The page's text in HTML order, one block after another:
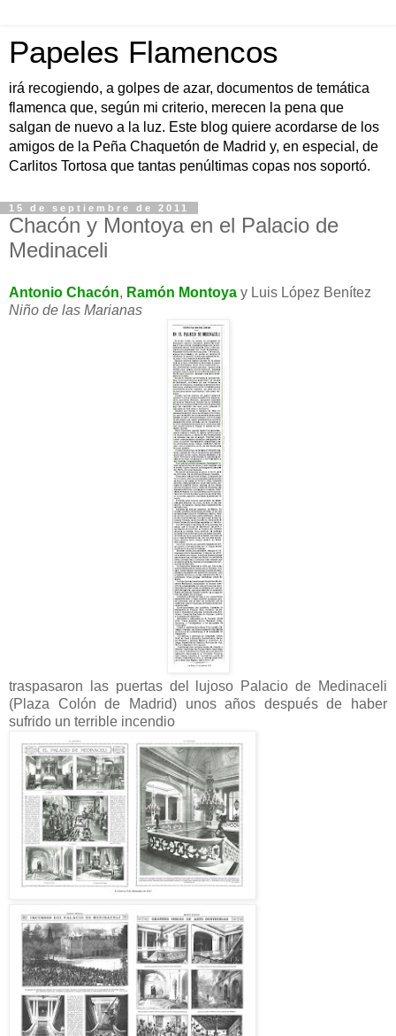
Papeles Flamencos
irá recogiendo, a golpes de azar, documentos de temática
flamenca que, según mi criterio, merecen la pena que
salgan de nuevo a la luz. Este blog quiere acordarse de los
amigos de la Peña Chaquetón de Madrid y, en especial, de
Carlitos Tortosa que tantas penúltimas copas nos soportó.
15 de septiembre de 2011
Chacón y Montoya en el Palacio de
Medinaceli
Antonio Chacón, Ramón Montoya y Luis López Benítez
Niño de las Marianas
traspasaron las puertas del lujoso Palacio de Medinaceli
(Plaza Colón de Madrid) unos años después de haber
sufrido un terrible incendio